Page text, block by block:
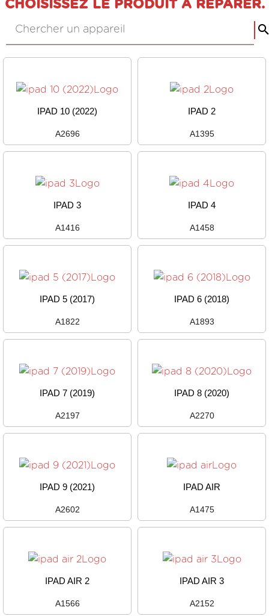
CHOISISSEZ LE PRODUIT À RÉPARER.
IPAD 10 (2022)
A2696
IPAD 2
A1395
IPAD 3
A1416
IPAD 4
A1458
IPAD 5 (2017)
A1822
IPAD 6 (2018)
A1893
IPAD 7 (2019)
A2197
IPAD 8 (2020)
A2270
IPAD 9 (2021)
A2602
IPAD AIR
A1475
IPAD AIR 2
A1566
IPAD AIR 3
A2152